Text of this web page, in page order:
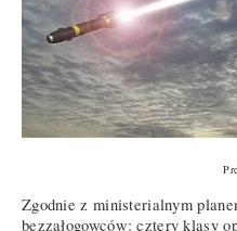
Zgodnie z ministerialnym
bezzałogowców: cztery klasy